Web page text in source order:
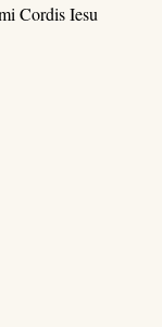
Cordis Iesu